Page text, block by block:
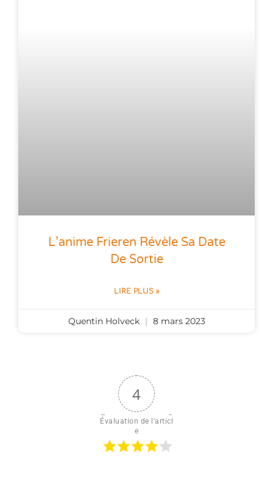
L’anime Frieren Révèle Sa Date
De Sortie
LIRE PLUS »
Quentin Holveck 8 mars 2023
4
Évaluation de l'articl
e